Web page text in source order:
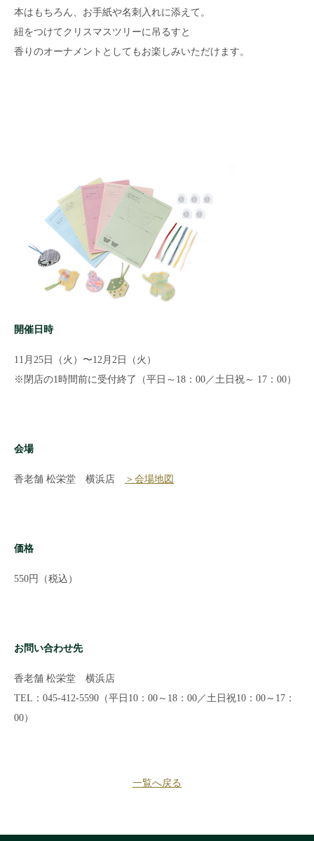
本はもちろん、お手紙や名刺入れに添えて。
紐をつけてクリスマスツリーに吊るすと
香りのオーナメントとしてもお楽しみいただけます。
開催日時
11月25日（火）〜12月2日（火）
※閉店の1時間前に受付終了（平日～18：00／土日祝～ 17：00）
会場
香老舗 松栄堂 横浜店 ＞会場地図
価格
550円（税込）
お問い合わせ先
香老舗 松栄堂 横浜店
TEL：045-412-5590（平日10：00～18：00／土日祝10：00～17：
00）
一覧へ戻る